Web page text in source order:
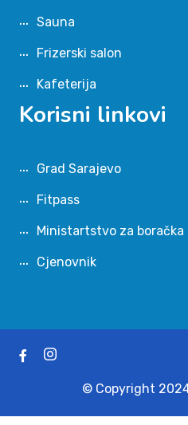
Sauna
Frizerski salon
Kafeterija
Korisni linkovi
Grad Sarajevo
Fitpass
Ministartstvo za boračka
Cjenovnik
© Copyright